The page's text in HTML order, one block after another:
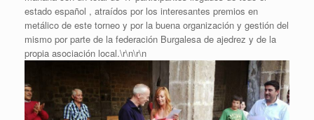
estado español , atraídos por los interesantes premios en
metálico de este torneo y por la buena organización y gestión del
mismo por parte de la federación Burgalesa de ajedrez y de la
propia asociación local.\r\n\r\n